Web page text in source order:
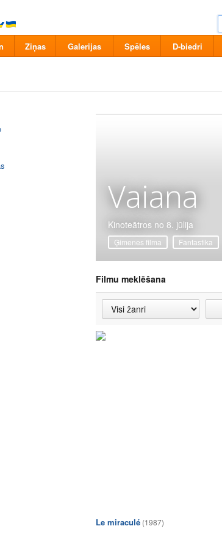
Ziņas Galerijas Spēles D-biedri
Vaiana
Kinoteātros no 8. jūlija
Ģimenes filma Fantastika
Filmu meklēšana
Le miraculé (1987)